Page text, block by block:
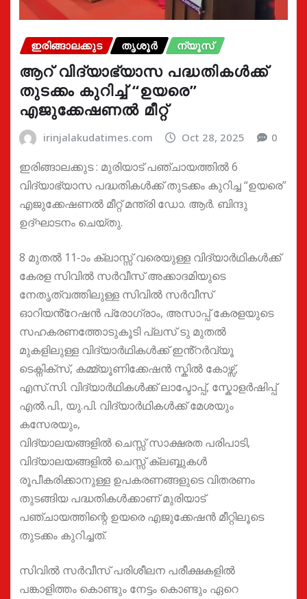
ഇരിങ്ങാലക്കുട തൃശൂർ ന്യൂസ്
ആറ് വിദ്യാഭ്യാസ പദ്ധതികൾക്ക്
തുടക്കം കുറിച്ച് “ഉയരെ”
എജുക്കേഷണൽ മീറ്റ്
irinjalakudatimes.com Oct 28, 2025 0
ഇരിങ്ങാലക്കുട : മുരിയാട് പഞ്ചായത്തിൽ 6
വിദ്യാഭ്യാസ പദ്ധതികൾക്ക് തുടക്കം കുറിച്ച “ഉയരെ”
എജുക്കേഷണൽ മീറ്റ് മന്ത്രി ഡോ. ആർ. ബിന്ദു
ഉദ്ഘാടനം ചെയ്തു.
8 മുതൽ 11-ാം ക്ലാസ്സ് വരെയുള്ള വിദ്യാർഥികൾക്ക്
കേരള സിവിൽ സർവീസ് അക്കാദമിയുടെ
നേതൃത്വത്തിലുള്ള സിവിൽ സർവീസ്
ഓറിയൻ്റേഷൻ പ്രോഗ്രാം, അസാപ്പ് കേരളയുടെ
സഹകരണത്തോടുകൂടി പ്ലസ് ടു മുതൽ
മുകളിലുള്ള വിദ്യാർഥികൾക്ക് ഇൻ്റർവ്യൂ
ടെക്നിക്സ്, കമ്മ്യൂണിക്കേഷൻ സ്കിൽ കോഴ്സ്,
എസ്.സി. വിദ്യാർഥികൾക്ക് ലാപ്ടോപ്പ്, സ്കോളർഷിപ്പ്
എൽ.പി., യു.പി. വിദ്യാർഥികൾക്ക് മേശയും
കസേരയും,
വിദ്യാലയങ്ങളിൽ ചെസ്സ് സാക്ഷരത പരിപാടി,
വിദ്യാലയങ്ങളിൽ ചെസ്സ് ക്ലബ്ബുകൾ
രൂപീകരിക്കാനുള്ള ഉപകരണങ്ങളുടെ വിതരണം
തുടങ്ങിയ പദ്ധതികൾക്കാണ് മുരിയാട്
പഞ്ചായത്തിന്റെ ഉയരെ എജുക്കേഷൻ മീറ്റിലൂടെ
തുടക്കം കുറിച്ചത്.
സിവില്‍ സര്‍വീസ് പരിശീലന പരീക്ഷകളില്‍
പങ്കാളിത്തം കൊണ്ടും നേട്ടം കൊണ്ടും ഏറെ